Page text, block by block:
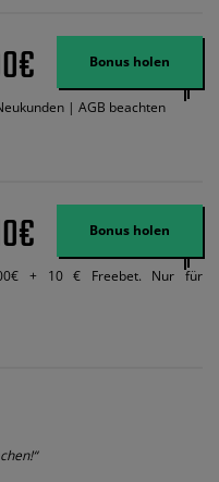
und Ausnahmen. Der Bonus-
benutzt werden, jedoch
Weise.
Bonus holen
| AGB beachten
Bonus holen
+ 10 € Freebet. Nur für